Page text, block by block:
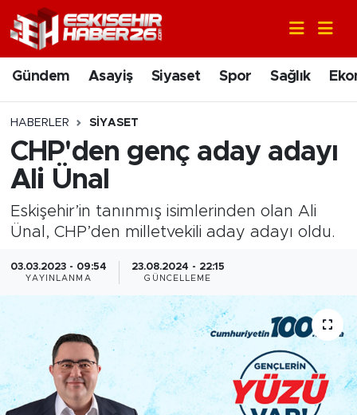
Gündem Asayiş Siyaset Spor Sağlık
HABERLER SIYASET
CHP'den genç aday adayı
Ali Ünal
Eskişehir’in tanınmış isimlerinden olan Ali
Ünal, CHP’den milletvekili aday adayı oldu.
03.03.2023 - 09:54
YAYINLANMA
23.08.2024 - 22:15
GÜNCELLEME
Gündem
Asayiş
Siyaset
Spor
Sağlık
Ekonomi
Sanat
Bölge
Nöbetçi Eczaneler
Hava Durumu
Trafik Durumu
Süper Lig Puan Durumu ve Fikstür
Tüm Manşetler
Son Dakika Haberleri
Haber Arşivi